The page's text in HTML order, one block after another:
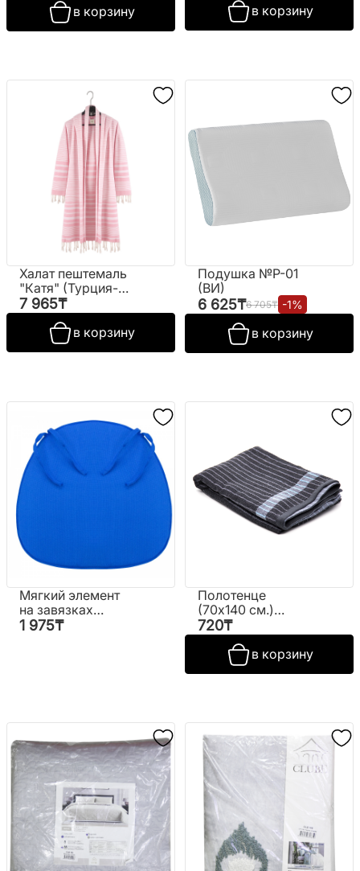
в корзину в корзину
Халат пештемаль
"Катя" (Турция-
Varol)
7 965₸
в корзину
Подушка №P-01
(ВИ)
6 625₸6 705₸ -1%
в корзину
Мягкий элемент
на завязках
"Гранд"
1 975₸
Полотенце
(70х140 см.)
№8526
720₸
в корзину